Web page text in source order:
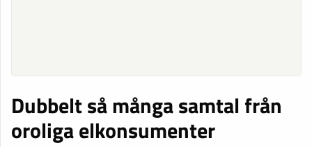
Dubbelt så många samtal från
oroliga elkonsumenter